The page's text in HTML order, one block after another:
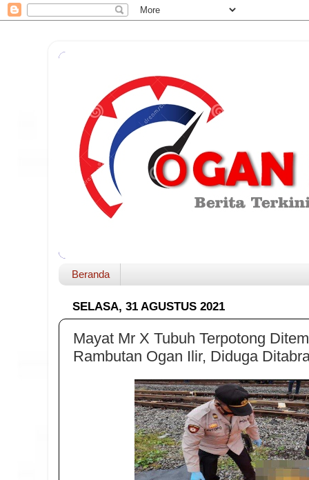
Beranda
SELASA, 31 AGUSTUS 2021
Mayat Mr X Tubuh Terpotong
Rambutan Ogan Ilir, Diduga